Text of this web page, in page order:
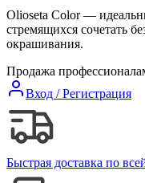
Olioseta Color —
стремящихся сочетать
окрашивания.
Продажа
Вход / Регистрация
Быстрая доставка по